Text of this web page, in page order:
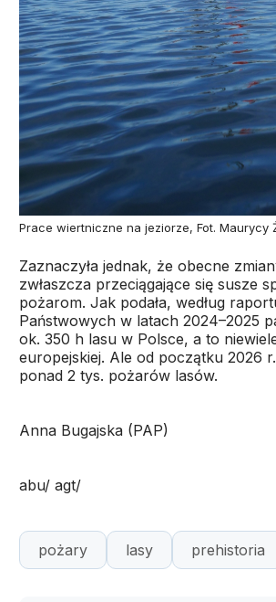
Prace wiertniczne na jeziorze, Fot. Maurycy
Zaznaczyła jednak, że obecne
zwłaszcza przeciągające się susze
pożarom. Jak podała, według
Państwowych w latach 2024–2025
ok. 350 h lasu w Polsce, a to
europejskiej. Ale od początku 2026
ponad 2 tys. pożarów lasów.
Anna Bugajska (PAP)
abu/ agt/
pożary lasy prehistoria